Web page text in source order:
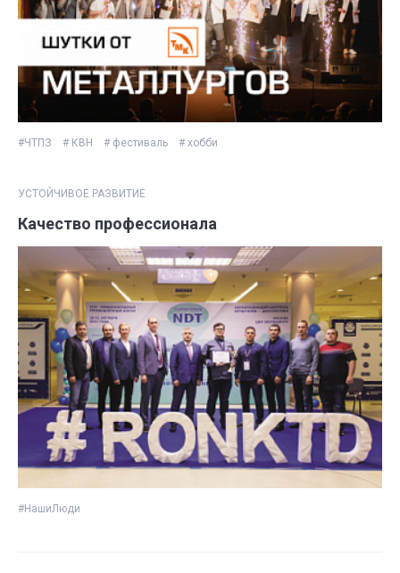
#ЧТПЗ # КВН # фестиваль # хобби
УСТОЙЧИВОЕ РАЗВИТИЕ
Качество профессионала
#НашиЛюди